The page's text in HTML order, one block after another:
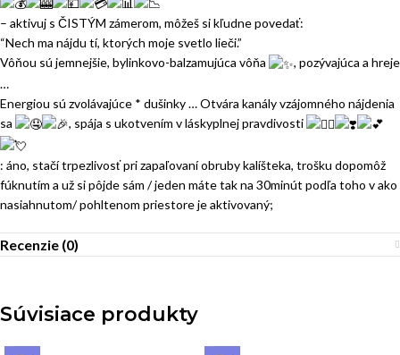
– aktivuj s ČISTÝM zámerom, môžeš si kľudne povedať:
“Nech ma nájdu tí, ktorých moje svetlo lieči.”
Vôňou sú jemnejšie, bylinkovo-balzamujúca vôňa
, pozývajúca a hreje
…
Energiou sú zvolávajúce * dušinky … Otvára kanály vzájomného nájdenia
sa
, spája s ukotvením v láskyplnej pravdivosti
: áno, stačí trpezlivosť pri zapaľovaní obruby kalíšteka, trošku dopomôž
fúknutím a už si pôjde sám / jeden máte tak na 30minút podľa toho v ako
nasiahnutom/ pohltenom priestore je aktivovaný;
Recenzie (0)
Súvisiace produkty